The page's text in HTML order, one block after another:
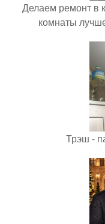
Делаем ремонт в
комнаты
Трэш -